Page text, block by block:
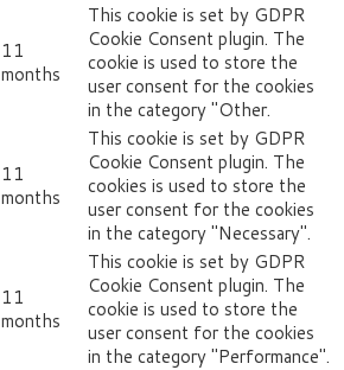
11
months
This cookie is set by GDPR
Cookie Consent plugin. The
cookie is used to store the
user consent for the cookies
in the category "Other.
11
months
This cookie is set by GDPR
Cookie Consent plugin. The
cookies is used to store the
user consent for the cookies
in the category "Necessary".
11
months
This cookie is set by GDPR
Cookie Consent plugin. The
cookie is used to store the
user consent for the cookies
in the category "Performance".